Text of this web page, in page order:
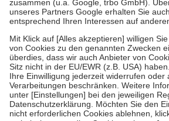
Bei Heilmitteln und häuslicher
Zuzahlung zehn Prozent der Kosten sowie
Um das Engagement der Versicherten für
stärken und die besondere Stellung der
fallenkeine Zuzahlungen an bei:
• Kindern und Jugendlichen bis zum
mit Ausnahme der Fahrkosten
• Untersuchungen zur Vorsorge und
GKV getragen werden